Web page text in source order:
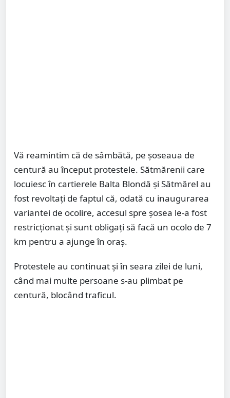
Vă reamintim că de sâmbătă, pe șoseaua de
centură au început protestele. Sătmărenii care
locuiesc în cartierele Balta Blondă și Sătmărel au
fost revoltați de faptul că, odată cu inaugurarea
variantei de ocolire, accesul spre șosea le-a fost
restricționat și sunt obligați să facă un ocolo de 7
km pentru a ajunge în oraș.
Protestele au continuat și în seara zilei de luni,
când mai multe persoane s-au plimbat pe
centură, blocând traficul.